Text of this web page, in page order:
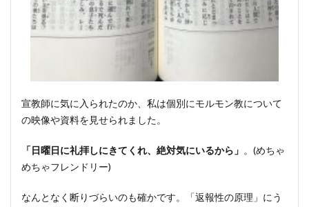
宣教師に気に入られたのか、私は個別にモルモン教について
の映像や資料を見せられました。
「日曜日に礼拝しにきてくれ、絶対気にいるから」 。(めちゃ
めちゃフレンドリー)
なんとなく断りづらいのも確かです。「返報性の原理」にう